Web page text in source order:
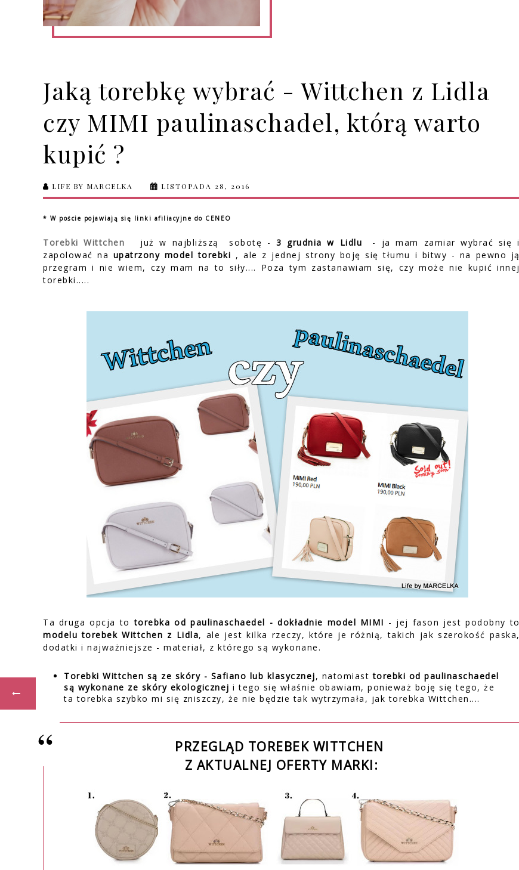
Jaką torebkę wybrać - Wittchen z Lidla
czy MIMI paulinaschadel, którą warto
kupić ?
LIFE BY MARCELKA LISTOPADA 28, 2016
* W poście pojawiają się linki afiliacyjne do CENEO
Torebki Wittchen już w najbliższą sobotę - 3 grudnia w Lidlu - ja mam zamiar wybrać się i
zapolować na upatrzony model torebki , ale z jednej strony boję się tłumu i bitwy - na pewno ją
przegram i nie wiem, czy mam na to siły.... Poza tym zastanawiam się, czy może nie kupić innej
torebki.....
Ta druga opcja totorebka od paulinaschaedel - dokładnie model MIMI - jej fason jest podobny to
modelu torebek Wittchen z Lidla, ale jest kilka rzeczy, które je różnią, takich jak szerokość paska,
dodatki i najważniejsze - materiał, z którego są wykonane.
Torebki Wittchen są ze skóry - Safiano lub klasycznej, natomiast torebki od paulinaschaedel
są wykonane ze skóry ekologicznej i tego się właśnie obawiam, ponieważ boję się tego, że
ta torebka szybko mi się zniszczy, że nie będzie tak wytrzymała, jak torebka Wittchen....
PRZEGLĄD TOREBEK WITTCHEN
Z AKTUALNEJ OFERTY MARKI: